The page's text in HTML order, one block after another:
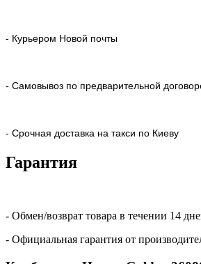
- Курьером Новой почты
- Самовывоз по предварительной
- Срочная доставка на такси по Киеву
Гарантия
- Обмен/возврат товара в течении 14
- Официальная гарантия от